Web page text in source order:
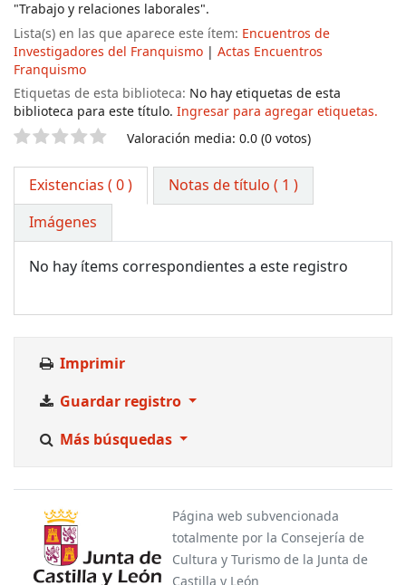
"Trabajo y relaciones laborales".
Lista(s) en las que aparece este ítem: Encuentros de
Investigadores del Franquismo | Actas Encuentros
Franquismo
Etiquetas de esta biblioteca: No hay etiquetas de esta
biblioteca para este título. Ingresar para agregar etiquetas.
Valoración Valoración media: 0.0 (0 votos)
Existencias ( 0 )
Notas de título ( 1 )
Imágenes
No hay ítems correspondientes a este registro
Imprimir
Guardar registro
Más búsquedas
Página web subvencionada
totalmente por la Consejería de
Cultura y Turismo de la Junta de